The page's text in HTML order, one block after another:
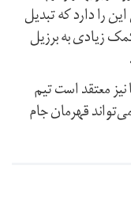
را دارد که تبدیل
زیادی به برزیل
نیز معتقد است تیم
قهرمان جام